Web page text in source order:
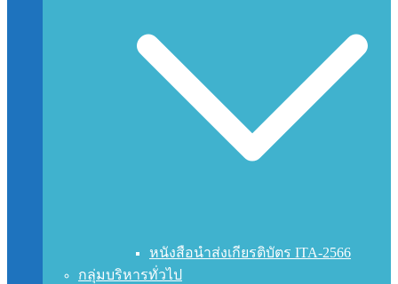
หนังสือนำส่งเกียรติบัตร ITA-2566
กลุ่มบริหารทั่วไป